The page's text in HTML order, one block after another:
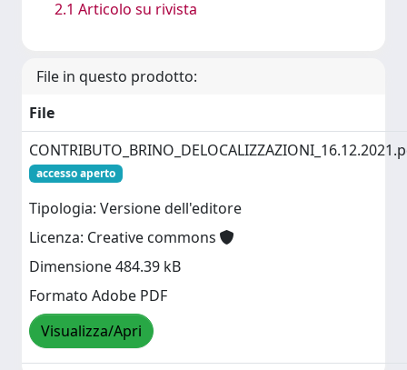
2.1 Articolo su rivista
File in questo prodotto:
File
accesso aperto
Tipologia: Versione dell'editore
Licenza: Creative commons
Dimensione 484.39 kB
Formato Adobe PDF
Visualizza/Apri